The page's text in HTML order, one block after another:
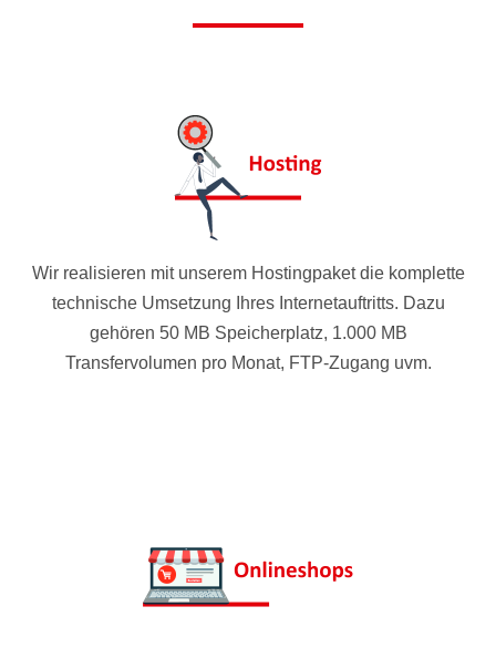
Wir realisieren mit unserem Hostingpaket die komplette
technische Umsetzung Ihres Internetauftritts. Dazu
gehören 50 MB Speicherplatz, 1.000 MB
Transfervolumen pro Monat, FTP-Zugang uvm.